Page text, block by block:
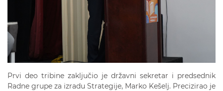
Prvi deo tribine zaključio je državni sekretar i predsednik
Radne grupe za izradu Strategije, Marko Kešelj. Precizirao je